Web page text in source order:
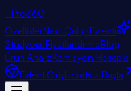
TPro360
ÖzelliklerNasıl ÇalışırEklenti
StüdyosuFiyatlandırmaBlog
Ürün AnalizKomisyon Hesapla
EklentiGirişÜcretsiz Başla